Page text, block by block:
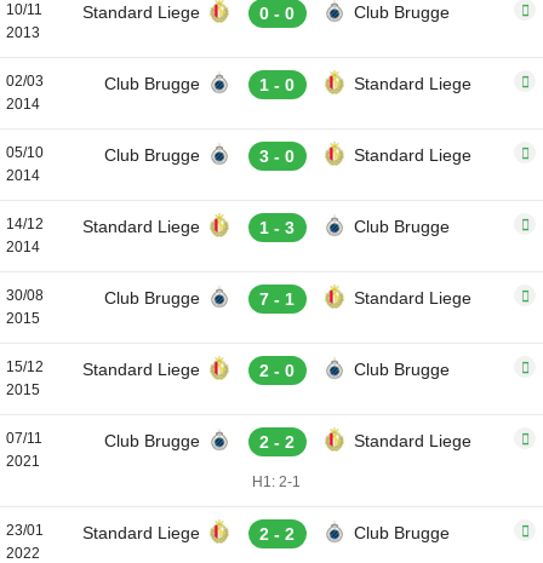
10/11
2013
Standard Liege 0 - 0 Club Brugge
02/03
2014
Club Brugge 1 - 0 Standard Liege
05/10
2014
Club Brugge 3 - 0 Standard Liege
14/12
2014
Standard Liege 1 - 3 Club Brugge
30/08
2015
Club Brugge 7 - 1 Standard Liege
15/12
2015
Standard Liege 2 - 0 Club Brugge
07/11
2021
Club Brugge 2 - 2 Standard Liege
H1: 2-1
23/01
2022
Standard Liege 2 - 2 Club Brugge